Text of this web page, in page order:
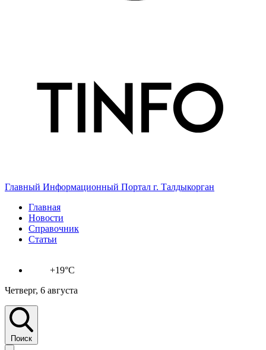
Главный Информационный Портал г. Талдыкорган
Главная
Новости
Справочник
Статьи
+19°C
Четверг, 6 августа
Поиск